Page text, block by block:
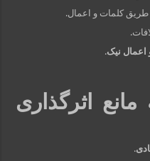
طریق کلمات و اعمال.
اعمال نیک.
مانع اثرگذاری
.